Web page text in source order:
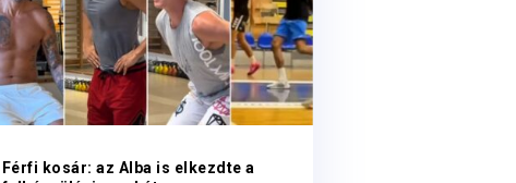
Férfi kosár: az Alba is elkezdte a